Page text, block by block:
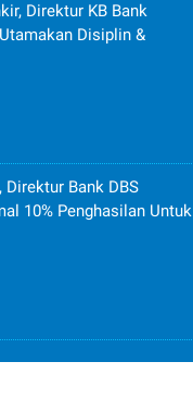
Direktur KB Bank
Disiplin &
Bank DBS
10% Penghasilan Untuk